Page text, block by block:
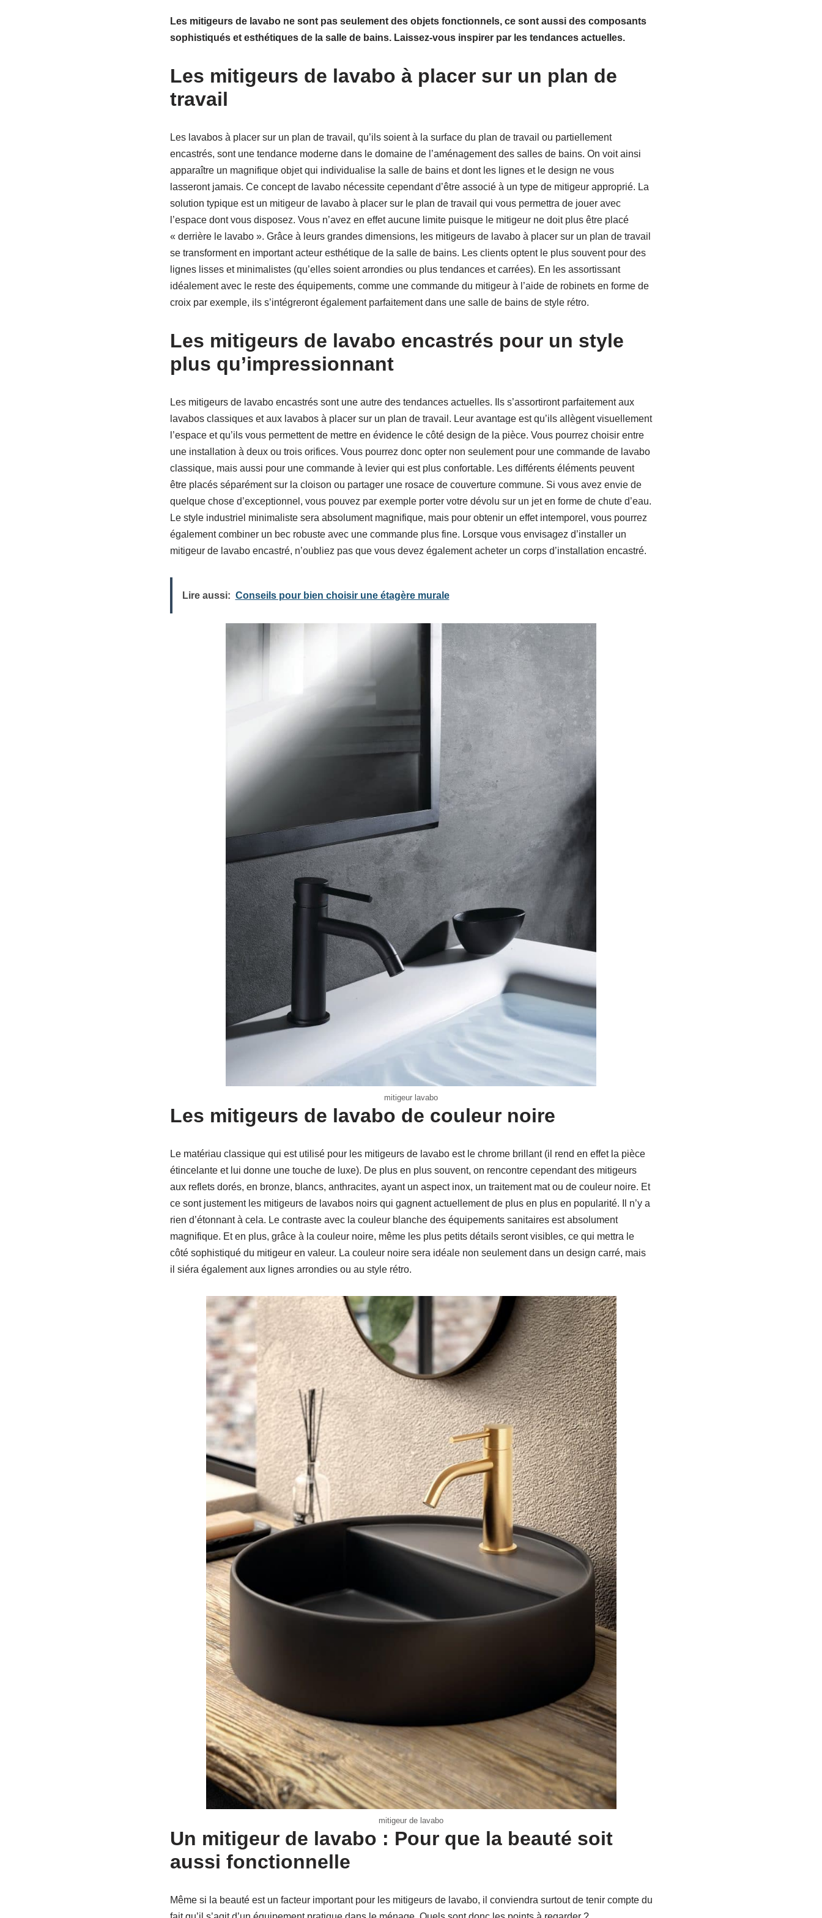
Les mitigeurs de lavabo ne sont pas seulement des objets fonctionnels, ce sont aussi des composants
sophistiqués et esthétiques de la salle de bains. Laissez-vous inspirer par les tendances actuelles.
Les mitigeurs de lavabo à placer sur un plan de
travail
Les lavabos à placer sur un plan de travail, qu’ils soient à la surface du plan de travail ou partiellement
encastrés, sont une tendance moderne dans le domaine de l’aménagement des salles de bains. On voit ainsi
apparaître un magnifique objet qui individualise la salle de bains et dont les lignes et le design ne vous
lasseront jamais. Ce concept de lavabo nécessite cependant d’être associé à un type de mitigeur approprié. La
solution typique est un mitigeur de lavabo à placer sur le plan de travail qui vous permettra de jouer avec
l’espace dont vous disposez. Vous n’avez en effet aucune limite puisque le mitigeur ne doit plus être placé
« derrière le lavabo ». Grâce à leurs grandes dimensions, les mitigeurs de lavabo à placer sur un plan de travail
se transforment en important acteur esthétique de la salle de bains. Les clients optent le plus souvent pour des
lignes lisses et minimalistes (qu’elles soient arrondies ou plus tendances et carrées). En les assortissant
idéalement avec le reste des équipements, comme une commande du mitigeur à l’aide de robinets en forme de
croix par exemple, ils s’intégreront également parfaitement dans une salle de bains de style rétro.
Les mitigeurs de lavabo encastrés pour un style
plus qu’impressionnant
Les mitigeurs de lavabo encastrés sont une autre des tendances actuelles. Ils s’assortiront parfaitement aux
lavabos classiques et aux lavabos à placer sur un plan de travail. Leur avantage est qu’ils allègent visuellement
l’espace et qu’ils vous permettent de mettre en évidence le côté design de la pièce. Vous pourrez choisir entre
une installation à deux ou trois orifices. Vous pourrez donc opter non seulement pour une commande de lavabo
classique, mais aussi pour une commande à levier qui est plus confortable. Les différents éléments peuvent
être placés séparément sur la cloison ou partager une rosace de couverture commune. Si vous avez envie de
quelque chose d’exceptionnel, vous pouvez par exemple porter votre dévolu sur un jet en forme de chute d’eau.
Le style industriel minimaliste sera absolument magnifique, mais pour obtenir un effet intemporel, vous pourrez
également combiner un bec robuste avec une commande plus fine. Lorsque vous envisagez d’installer un
mitigeur de lavabo encastré, n’oubliez pas que vous devez également acheter un corps d’installation encastré.
Lire aussi: Conseils pour bien choisir une étagère murale
mitigeur lavabo
Les mitigeurs de lavabo de couleur noire
Le matériau classique qui est utilisé pour les mitigeurs de lavabo est le chrome brillant (il rend en effet la pièce
étincelante et lui donne une touche de luxe). De plus en plus souvent, on rencontre cependant des mitigeurs
aux reflets dorés, en bronze, blancs, anthracites, ayant un aspect inox, un traitement mat ou de couleur noire. Et
ce sont justement les mitigeurs de lavabos noirs qui gagnent actuellement de plus en plus en popularité. Il n’y a
rien d’étonnant à cela. Le contraste avec la couleur blanche des équipements sanitaires est absolument
magnifique. Et en plus, grâce à la couleur noire, même les plus petits détails seront visibles, ce qui mettra le
côté sophistiqué du mitigeur en valeur. La couleur noire sera idéale non seulement dans un design carré, mais
il siéra également aux lignes arrondies ou au style rétro.
mitigeur de lavabo
Un mitigeur de lavabo : Pour que la beauté soit
aussi fonctionnelle
Même si la beauté est un facteur important pour les mitigeurs de lavabo, il conviendra surtout de tenir compte du